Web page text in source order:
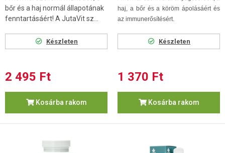
bőr és a haj normál állapotának
fenntartásáért! A JutaVit sz...
Készleten
2 495 Ft
Kosárba rakom
haj, a bőr és a köröm ápolásáért és
az immunerősítésért.
Készleten
1 370 Ft
Kosárba rakom